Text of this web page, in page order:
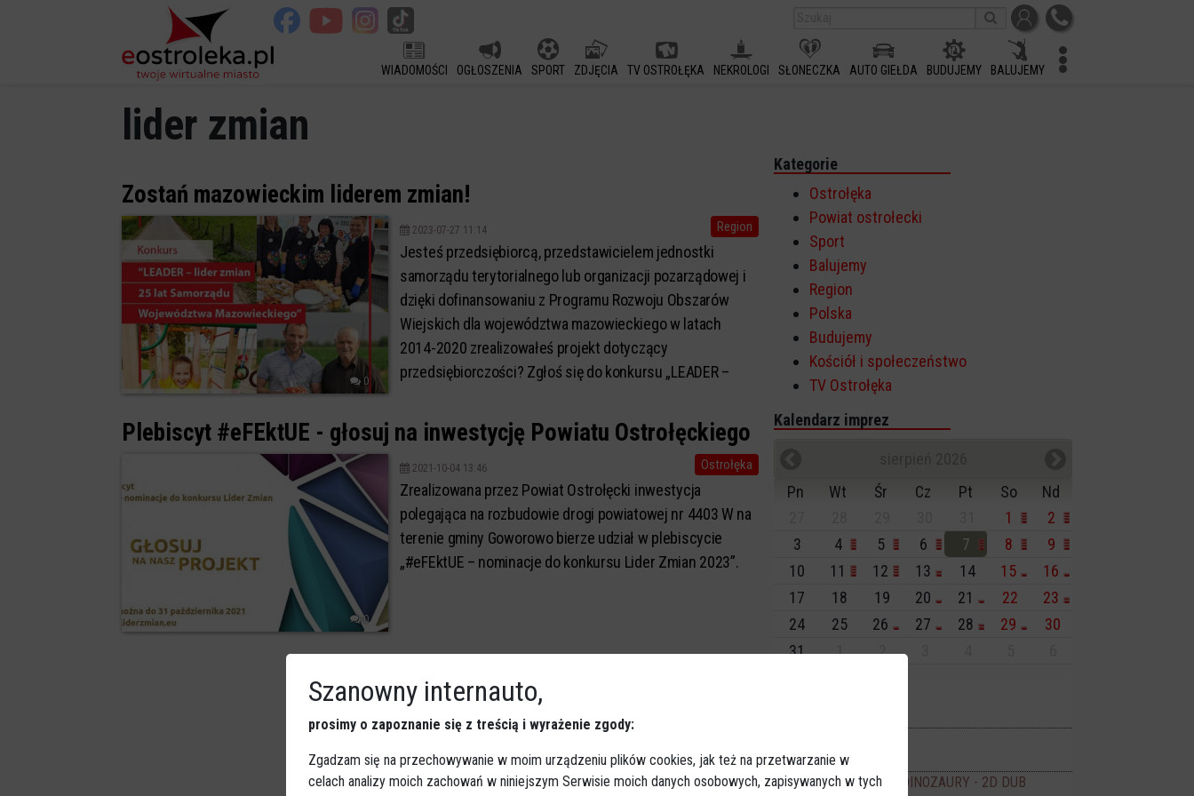
WIADOMOŚCI OGŁOSZENIA SPORT ZDJĘCIA TV OSTROŁĘKA NEKROLOGI SŁONECZKA AUTO GIEŁDA BUDUJEMY BALUJEMY
lider zmian
Zostań mazowieckim liderem zmian!
0
Region
2023-07-27 11:14
Jesteś przedsiębiorcą, przedstawicielem jednostki
samorządu terytorialnego lub organizacji pozarządowej i
dzięki dofinansowaniu z Programu Rozwoju Obszarów
Wiejskich dla województwa mazowieckiego w latach
2014-2020 zrealizowałeś projekt dotyczący
przedsiębiorczości? Zgłoś się do konkursu „LEADER –
Plebiscyt #eFEktUE - głosuj na inwestycję Powiatu Ostrołęckiego
0
Ostrołęka
2021-10-04 13:46
Zrealizowana przez Powiat Ostrołęcki inwestycja
polegająca na rozbudowie drogi powiatowej nr 4403 W na
terenie gminy Goworowo bierze udział w plebiscycie
„#eFEktUE – nominacje do konkursu Lider Zmian 2023”.
Kategorie
Ostrołęka
Powiat ostrołecki
Sport
Balujemy
Region
Polska
Budujemy
Kościół i społeczeństwo
TV Ostrołęka
Kalendarz imprez
Pn
Wt Śr Cz Pt So
Nd
1
2
3
4 5 6 7 8
9
10
11 12 13 14 15
16
17
18 19 20 21 22
23
24
25 26 27 28 29
30
31
1 2
Kino JANTAR
16:00 PSI PATROL I DINOZAURY - 2D DUB
Szanowny internauto,
prosimy o zapoznanie się z treścią i wyrażenie zgody:
Zgadzam się na przechowywanie w moim urządzeniu plików cookies, jak też na przetwarzanie w
celach analizy moich zachowań w niniejszym Serwisie moich danych osobowych, zapisywanych w tych